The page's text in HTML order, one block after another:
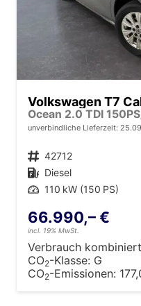
Volkswagen T7
unverbindliche Lieferzeit:
Fahrzeugnr. 42712
Kraftstoff Diesel
Leistung 110 kW (150 PS)
66.990,– €
incl. 19% MwSt.
Verbrauch
CO2-Klasse: G
CO2-Emissionen: